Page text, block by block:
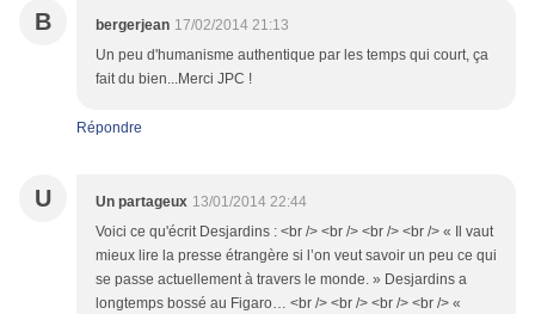
B bergerjean 17/02/2014 21:13
Un peu d'humanisme authentique par les temps qui court, ça
fait du bien...Merci JPC !
Répondre
U Un partageux 13/01/2014 22:44
Voici ce qu'écrit Desjardins : <br /> <br /> <br /> <br /> « Il vaut
mieux lire la presse étrangère si l’on veut savoir un peu ce qui
se passe actuellement à travers le monde. » Desjardins a
longtemps bossé au Figaro… <br /> <br /> <br /> <br /> «